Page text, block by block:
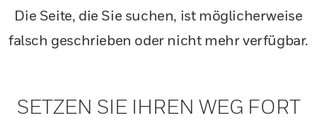
Die Seite, die Sie suchen, ist möglicherweise
falsch geschrieben oder nicht mehr verfügbar.
SETZEN SIE IHREN WEG FORT